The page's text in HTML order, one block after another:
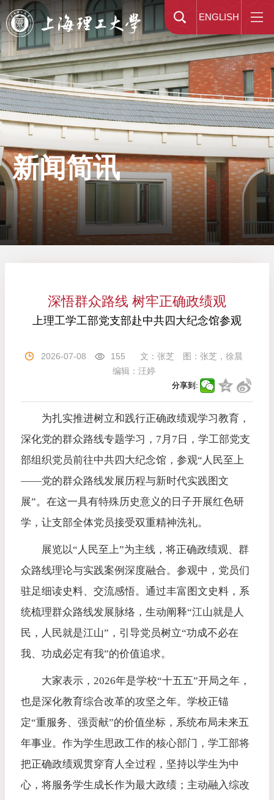
ENGLISH
新闻简讯
深悟群众路线 树牢正确政绩观
上理工学工部党支部赴中共四大纪念馆参观
2026-07-08 155 文： 张芝 图： 张芝，徐晨
编辑： 汪婷
分享到:
为扎实推进树立和践行正确政绩观学习教育，
深化党的群众路线专题学习，7月7日，学工部党支
部组织党员前往中共四大纪念馆，参观“人民至上
——党的群众路线发展历程与新时代实践图文
展”。在这一具有特殊历史意义的日子开展红色研
学，让支部全体党员接受双重精神洗礼。
展览以“人民至上”为主线，将正确政绩观、群
众路线理论与实践案例深度融合。参观中，党员们
驻足细读史料、交流感悟。 通过丰富图文史料，系
统梳理群众路线发展脉络，生动阐释“江山就是人
民，人民就是江山”，引导党员树立“功成不必在
我、功成必定有我”的价值追求。
大家表示，2026年是学校“十五五”开局之年，
也是深化教育综合改革的攻坚之年。学校正锚
定“重服务、强贡献”的价值坐标，系统布局未来五
年事业。作为学生思政工作的核心部门，学工部将
把正确政绩观贯穿育人全过程，坚持以学生为中
心，将服务学生成长作为最大政绩；主动融入综改